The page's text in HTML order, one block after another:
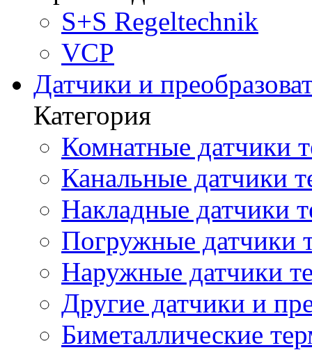
S+S Regeltechnik
VCP
Датчики и
Категория
Комнатные датчики
Канальные датчики
Накладные датчики
Погружные датчики
Наружные датчики
Другие датчики и
Биметаллические